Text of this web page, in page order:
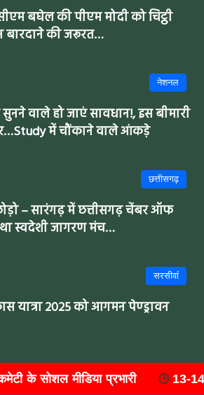
बघेल की पीएम मोदी को चिट्ठी
बारदाने की जरूरत…
नेशनल
वाले हो जाएं सावधान!, इस बीमारी
में चौंकाने वाले आंकड़े
छत्तीसगढ़
– सारंगढ़ में छत्तीसगढ़ चेंबर ऑफ
स्वदेशी जागरण मंच…
सरसीवांं
यात्रा 2025 को आगमन पेण्ड्रावन
छत्तीसगढ़
2027 को आयोजित होगा 'राष्ट्रीय